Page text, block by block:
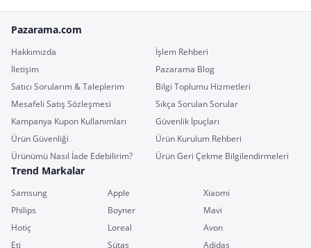
Pazarama.com
Hakkımızda
İşlem Rehberi
İletişim
Pazarama Blog
Satıcı Sorularım & Taleplerim
Bilgi Toplumu Hizmetleri
Mesafeli Satış Sözleşmesi
Sıkça Sorulan Sorular
Kampanya Kupon Kullanımları
Güvenlik İpuçları
Ürün Güvenliği
Ürün Kurulum Rehberi
Ürünümü Nasıl İade Edebilirim?
Ürün Geri Çekme Bilgilendirmeleri
Trend Markalar
Samsung Apple
Xiaomi
Philips
Boyner
Mavi
Hotiç
Loreal
Avon
Eti
Sütaş
Adidas